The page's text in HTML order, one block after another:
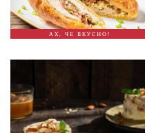
АХ, ЧЕ ВКУСНО!